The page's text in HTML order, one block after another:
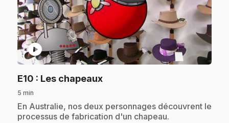
play_circle
E10 : Les chapeaux.
5 min
.En Australie, nos deux personnages découvrent le
processus de fabrication d'un chapeau.